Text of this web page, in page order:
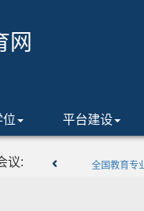
网
位 平台建设
议:
全国教育专